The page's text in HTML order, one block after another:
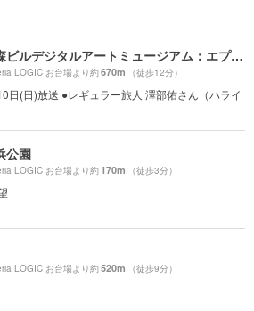
【閉業】森ビルデジタルアートミュージアム：エプソン チームラボボーダレス（MORI Building Digital Art Museum: EPSON teamLab Borderless）
LOGIC お台場より約670m （徒歩12分）
日(日)放送 ●レギュラー旅人 澤部佑さん（ハライ
公園
LOGIC お台場より約170m （徒歩3分）
LOGIC お台場より約520m （徒歩9分）